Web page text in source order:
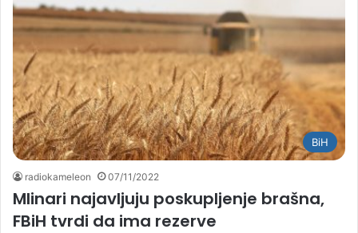
BiH
radiokameleon 07/11/2022
Mlinari najavljuju poskupljenje brašna,
FBiH tvrdi da ima rezerve